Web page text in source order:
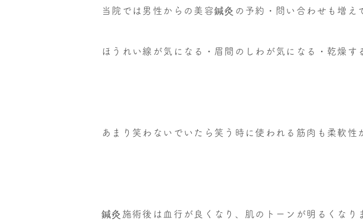
当院では男性からの美容鍼灸の予約・問い合わせも増え
ほうれい線が気になる・眉間のしわが気になる・乾燥す
あまり笑わないでいたら笑う時に使われる筋肉も柔軟
鍼灸施術後は血行が良くなり、肌のトーンが明るくなり